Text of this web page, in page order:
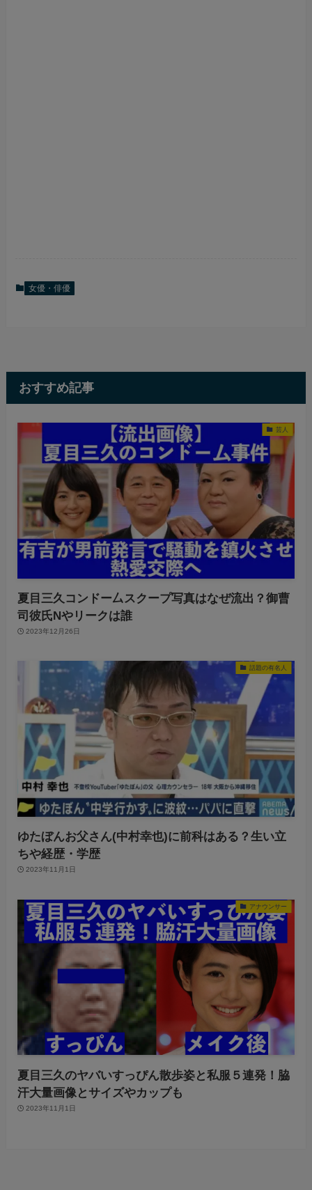
女優・俳優
おすすめ記事
芸人
夏目三久コンドー厶スクープ写真はなぜ流出？御曹
司彼氏Nやリークは誰
2023年12月26日
話題の有名人
ゆたぼんお父さん(中村幸也)に前科はある？生い立
ちや経歴・学歴
2023年11月1日
アナウンサー
夏目三久のヤバいすっぴん散歩姿と私服５連発！脇
汗大量画像とサイズやカップも
2023年11月1日